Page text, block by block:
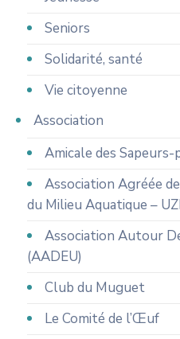
Seniors
Solidarité, santé
Vie citoyenne
Association
Amicale des Sapeurs-
Association Agréée
du Milieu Aquatique –
Association Autour
(AADEU)
Club du Muguet
Le Comité de l’Œuf